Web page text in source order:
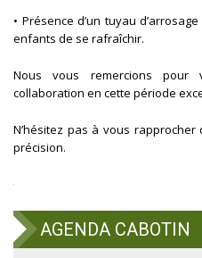
• Présence d’un tuyau
enfants de se rafraîchir.
Nous vous remercions pour
collaboration en cette période
N’hésitez pas à vous
précision.
AGENDA CABOTIN